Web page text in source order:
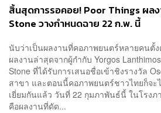
สิ้นสุดการรอคอย! Poor Things ผล
Stone วางกำหนดฉาย 22 ก.พ. นี้
นับว่าเป็นผลงานที่คอภาพยนตร์หลายคนตั้ง
ผลงานล่าสุดจากผู้กำกับ Yorgos
Stone ที่ได้รับการเสนอชื่อเข้าชิงรางวัล
สาขา และตอนนี้คอภาพยนตร์ชาวไทยก็จะ
เยี่ยมกันแล้ว วันที่ 22 กุมภาพันธ์นี้ ในโร
คือผลงานที่ดัด...